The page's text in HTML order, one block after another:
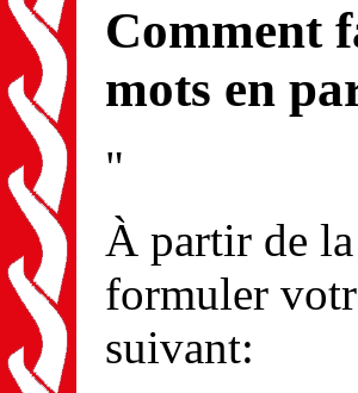
Comment
mots en
"
À partir de
formuler
suivant: